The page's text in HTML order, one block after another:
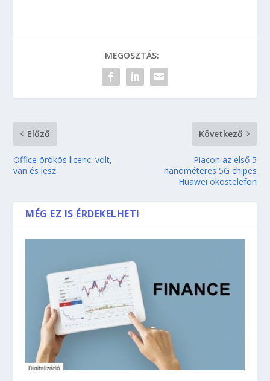
MEGOSZTÁS:
Előző
Office örökös licenc: volt,
van és lesz
Következő
Piacon az első 5
nanométeres 5G chipes
Huawei okostelefon
MÉG EZ IS ÉRDEKELHETI